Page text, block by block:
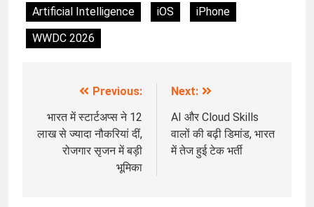
Artificial Intelligence
iOS
iPhone
WWDC 2026
navigation
Previous:
भारत में स्टार्टअप्स ने 12
लाख से ज्यादा नौकरियां दीं,
रोजगार सृजन में बड़ी
भूमिका
Next:
AI और Cloud Skills
वालों की बढ़ी डिमांड, भारत
में तेज हुई टेक भर्ती